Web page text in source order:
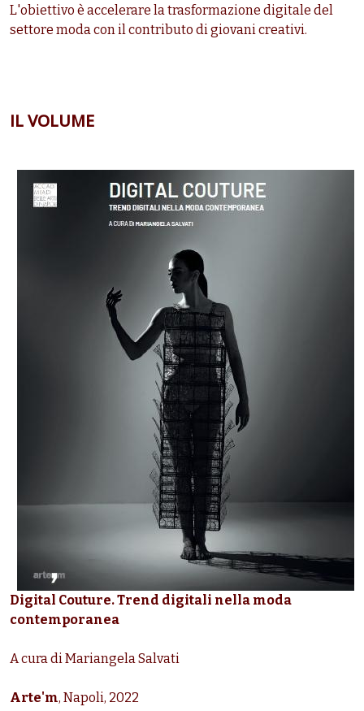
L'obiettivo è accelerare la trasformazione digitale del
settore moda con il contributo di giovani creativi.
IL VOLUME
Digital Couture. Trend digitali nella moda
contemporanea
A cura di Mariangela Salvati
Arte'm, Napoli, 2022